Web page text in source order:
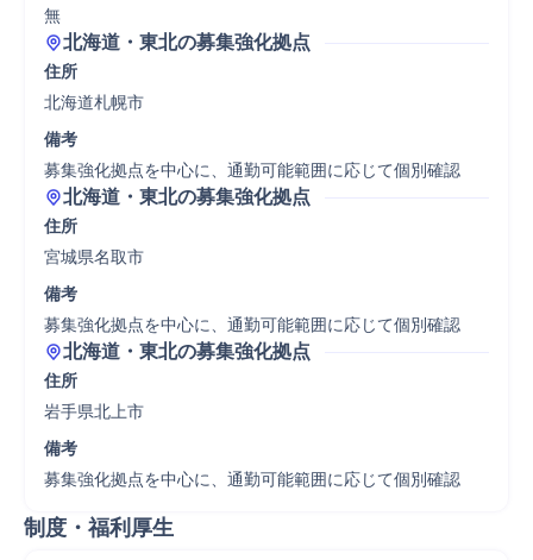
無
北海道・東北の募集強化拠点
住所
北海道札幌市
備考
募集強化拠点を中心に、通勤可能範囲に応じて個別確認
北海道・東北の募集強化拠点
住所
宮城県名取市
備考
募集強化拠点を中心に、通勤可能範囲に応じて個別確認
北海道・東北の募集強化拠点
住所
岩手県北上市
備考
募集強化拠点を中心に、通勤可能範囲に応じて個別確認
制度・福利厚生